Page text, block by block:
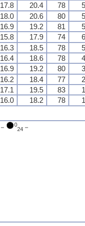
17.8 20.4 78
18.0 20.6 80
16.9 19.2 81
15.8 17.9 74
16.3 18.5 78
16.4 18.6 78
16.9 19.2 80
16.2 18.4 77
17.1 19.5 83
16.0 18.2 78
－ 0
24 －